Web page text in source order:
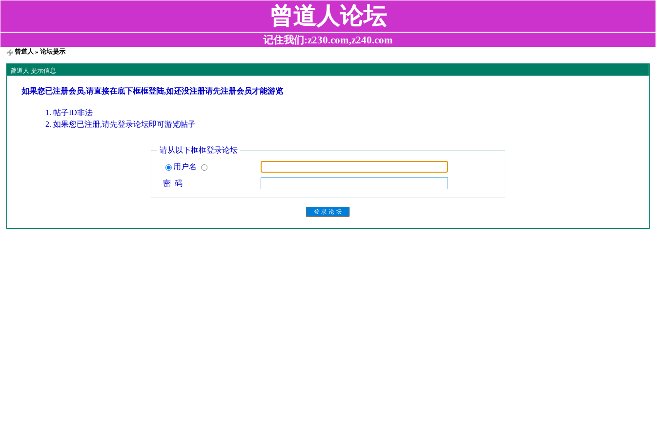
曾道人论坛
记住我们:z230.com,z240.com
曾道人 » 论坛提示
曾道人 提示信息
如果您已注册会员,请直接在底下框框登陆,如还没注册请先注册会员才能游览
帖子ID非法
如果您已注册,请先登录论坛即可游览帖子
请从以下框框登录论坛
用户名
密 码